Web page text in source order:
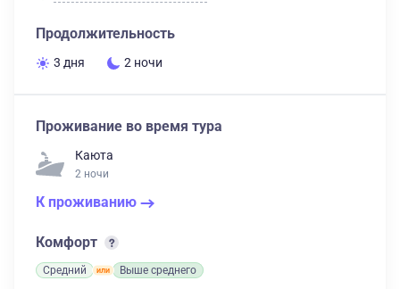
Продолжительность
3 дня 2 ночи
Проживание во время тура
Каюта
2 ночи
К проживанию
Комфорт
Средний Выше среднего